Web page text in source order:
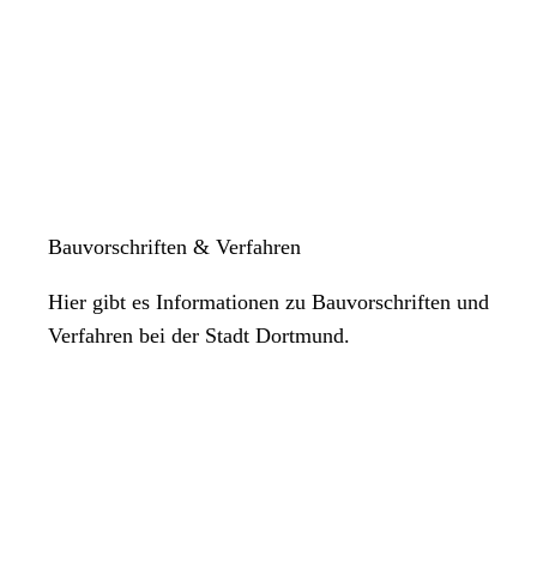
Bauvorschriften & Verfahren
Hier gibt es Informationen zu Bauvorschriften und
Verfahren bei der Stadt Dortmund.